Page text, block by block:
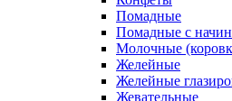
Помадные
Помадные с
Молочные
Желейные
Желейные
Жевательные